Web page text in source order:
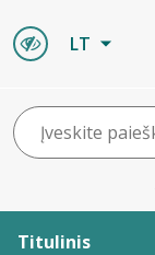
LT
Titulinis